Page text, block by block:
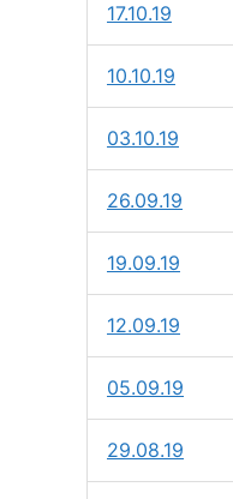
17.10.19
10.10.19
03.10.19
26.09.19
19.09.19
12.09.19
05.09.19
29.08.19